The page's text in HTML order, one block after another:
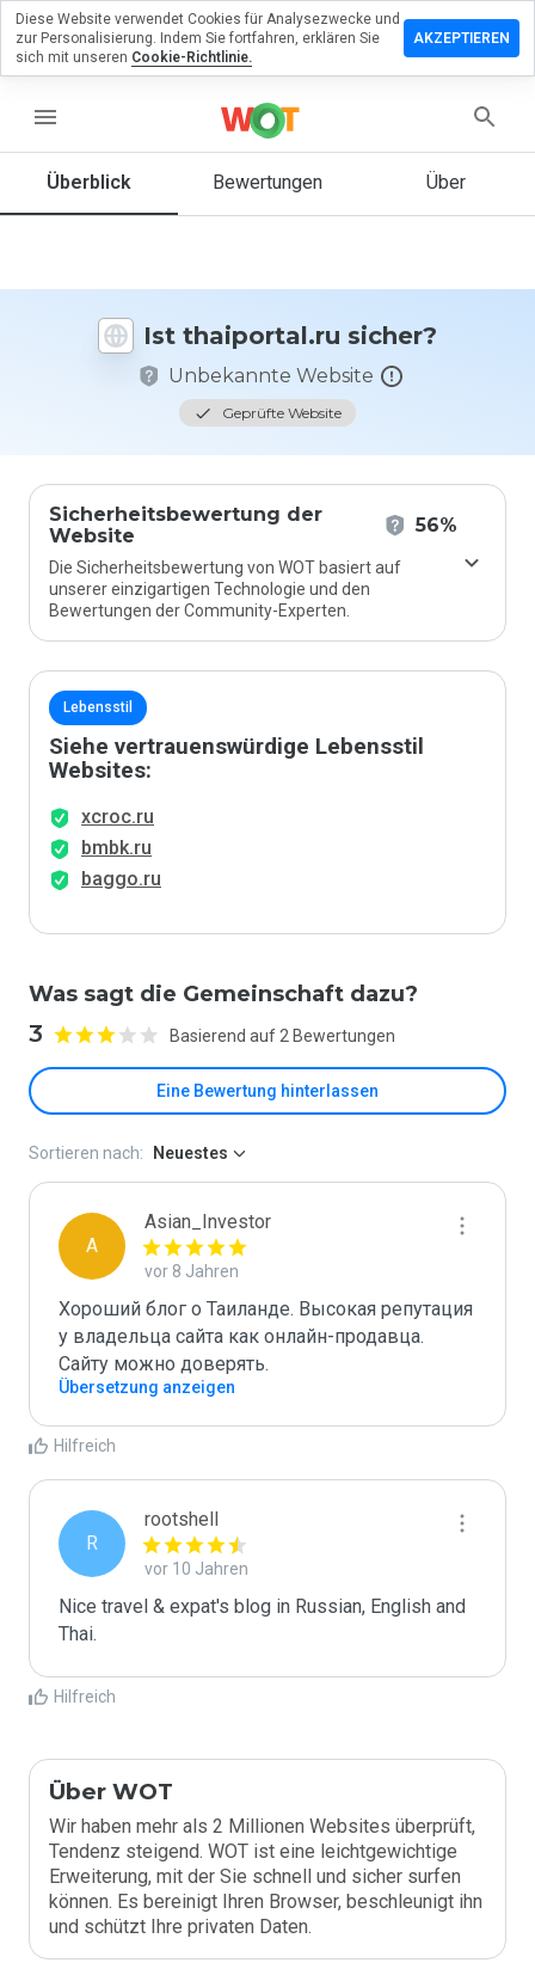
menu
Überblick Bewertungen Über
Ist thaiportal.ru sicher?
Unbekannte Website
Geprüfte Website
Sicherheitsbewertung der
Website
56%
Die Sicherheitsbewertung von WOT basiert auf
unserer einzigartigen Technologie und den
Bewertungen der Community-Experten.
Lebensstil
Siehe vertrauenswürdige Lebensstil
Websites:
xcroc.ru
bmbk.ru
baggo.ru
Was sagt die Gemeinschaft dazu?
3 Basierend auf 2 Bewertungen
Eine Bewertung hinterlassen
eine
würden
Sortieren nach: Neuestes
A
Asian_Investor
vor 8 Jahren
Хороший блог о Таиланде. Высокая репутация
у владельца сайта как онлайн-продавца.
Сайту можно доверять.
Übersetzung anzeigen
Hilfreich
R
rootshell
vor 10 Jahren
Nice travel & expat's blog in Russian, English and
Thai.
Hilfreich
Über WOT
Wir haben mehr als 2 Millionen Websites überprüft,
Tendenz steigend. WOT ist eine leichtgewichtige
Erweiterung, mit der Sie schnell und sicher surfen
können. Es bereinigt Ihren Browser, beschleunigt ihn
und schützt Ihre privaten Daten.
Diese Website verwendet Cookies für Analysezwecke und
zur Personalisierung. Indem Sie fortfahren, erklären Sie
sich mit unseren Cookie-Richtlinie.
AKZEPTIEREN